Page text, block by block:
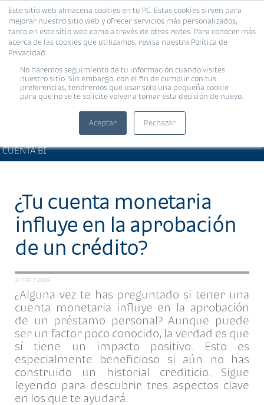
Este sitio web almacena cookies en tu PC. Estas cookies sirven para
mejorar nuestro sitio web y ofrecer servicios más personalizados,
tanto en este sitio web como a través de otras redes. Para conocer más
acerca de las cookies que utilizamos, revisa nuestra Política de
Privacidad.
No haremos seguimiento de tu información cuando visites
nuestro sitio. Sin embargo, con el fin de cumplir con tus
preferencias, tendremos que usar solo una pequeña cookie
para que no se te solicite volver a tomar esta decisión de nuevo.
Aceptar Rechazar
MENÚ
CUENTA BI
¿Tu cuenta monetaria
influye en la aprobación
de un crédito?
17 / 07 / 2024
¿Alguna vez te has preguntado si tener una
cuenta monetaria influye en la aprobación
de un préstamo personal? Aunque puede
ser un factor poco conocido, la verdad es que
sí tiene un impacto positivo. Esto es
especialmente beneficioso si aún no has
construido un historial crediticio. Sigue
leyendo para descubrir tres aspectos clave
en los que te ayudará.